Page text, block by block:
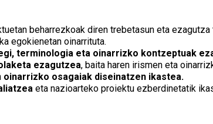
beharrezkoak diren trebetasun eta
egokienetan oinarrituta.
terminologia eta oinarrizko kontzeptuak
ezagutzea, baita haren irismen eta
oinarrizko osagaiak diseinatzen ikastea.
eta nazioarteko proiektu ezberdinetatik